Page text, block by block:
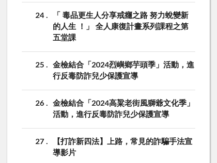
24
「 毒品更生人分享戒癮之路 努力蛻變新
的人生 ！」 全人康復計畫系列課程之第
五堂課
25
金檢結合「2024烈嶼鄉芋頭季」活動，進
行反毒防詐兒少保護宣導
26
金檢結合「2024高粱老街風獅爺文化季」
活動，進行反毒防詐兒少保護宣導
27
【打詐新四法】上路，常見的詐騙手法宣
導影片